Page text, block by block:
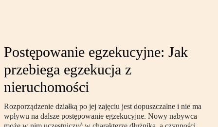
Postępowanie egzekucyjne: Jak
przebiega egzekucja z
nieruchomości
Rozporządzenie działką po jej zajęciu jest dopuszczalne i nie ma
wpływu na dalsze postępowanie egzekucyjne. Nowy nabywca